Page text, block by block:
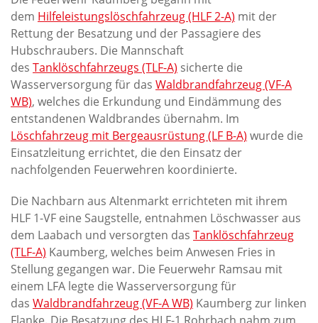
dem Hilfeleistungslöschfahrzeug (HLF 2-A) mit der
Rettung der Besatzung und der Passagiere des
Hubschraubers. Die Mannschaft
des Tanklöschfahrzeugs (TLF-A) sicherte die
Wasserversorgung für das Waldbrandfahrzeug (VF-A
WB), welches die Erkundung und Eindämmung des
entstandenen Waldbrandes übernahm. Im
Löschfahrzeug mit Bergeausrüstung (LF B-A) wurde die
Einsatzleitung errichtet, die den Einsatz der
nachfolgenden Feuerwehren koordinierte.
Die Nachbarn aus Altenmarkt errichteten mit ihrem
HLF 1-VF eine Saugstelle, entnahmen Löschwasser aus
dem Laabach und versorgten das Tanklöschfahrzeug
(TLF-A) Kaumberg, welches beim Anwesen Fries in
Stellung gegangen war. Die Feuerwehr Ramsau mit
einem LFA legte die Wasserversorgung für
das Waldbrandfahrzeug (VF-A WB) Kaumberg zur linken